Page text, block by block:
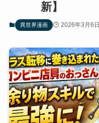
新】
異世界漫画 2026年3月6日